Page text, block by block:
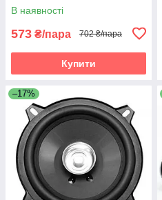
В наявності
573 ₴/пара 702 ₴/пара
Купити
–17%